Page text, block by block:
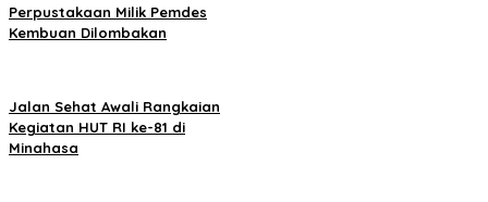
Perpustakaan Milik Pemdes
Kembuan Dilombakan
Jalan Sehat Awali Rangkaian
Kegiatan HUT RI ke-81 di
Minahasa